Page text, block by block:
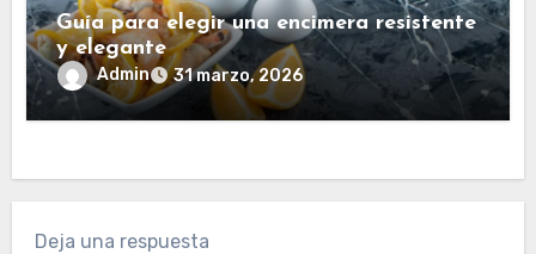
Guía para elegir una encimera resistente
y elegante
Admin 31 marzo, 2026
Deja una respuesta